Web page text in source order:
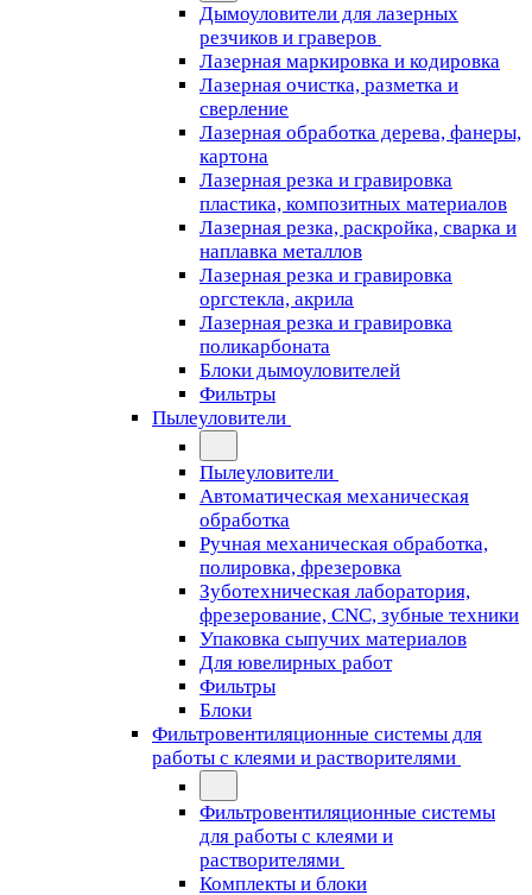
Дымоуловители для лазерных
резчиков и граверов
Лазерная маркировка и кодировка
Лазерная очистка, разметка и
сверление
Лазерная обработка дерева, фанеры,
картона
Лазерная резка и гравировка
пластика, композитных материалов
Лазерная резка, раскройка, сварка и
наплавка металлов
Лазерная резка и гравировка
оргстекла, акрила
Лазерная резка и гравировка
поликарбоната
Блоки дымоуловителей
Фильтры
Пылеуловители
Пылеуловители
Автоматическая механическая
обработка
Ручная механическая обработка,
полировка, фрезеровка
Зуботехническая лаборатория,
фрезерование, CNC, зубные техники
Упаковка сыпучих материалов
Для ювелирных работ
Фильтры
Блоки
Фильтровентиляционные системы для
работы с клеями и растворителями
Фильтровентиляционные системы
для работы с клеями и
растворителями
Комплекты и блоки